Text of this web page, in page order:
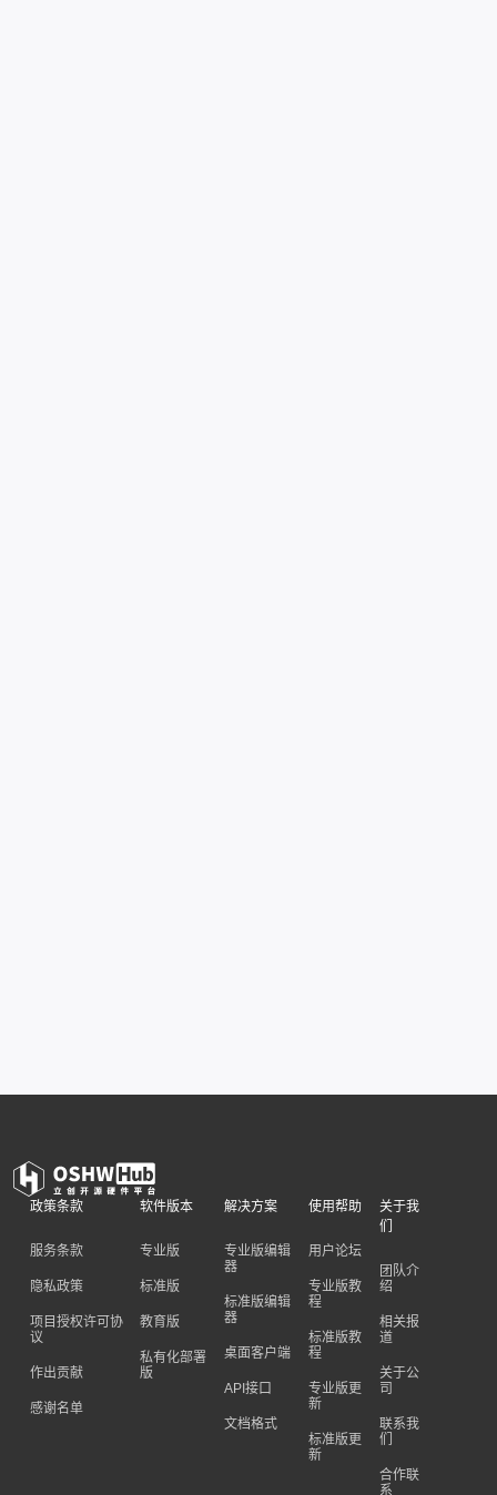
政策条款
服务条款
隐私政策
项目授权许可协
议
作出贡献
感谢名单
软件版本
专业版
标准版
教育版
私有化部署
版
解决方案
专业版编辑
器
标准版编辑
器
桌面客户端
API接口
文档格式
使用帮助
用户论坛
专业版教
程
标准版教
程
专业版更
新
标准版更
新
关于我
们
团队介
绍
相关报
道
关于公
司
联系我
们
合作联
系